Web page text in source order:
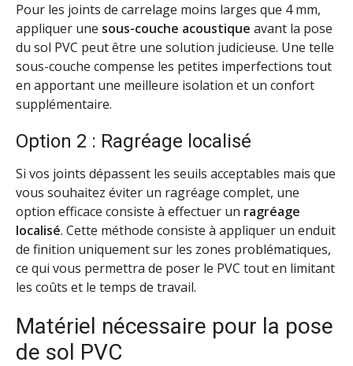
Pour les joints de carrelage moins larges que 4 mm,
appliquer une sous-couche acoustique avant la pose
du sol PVC peut être une solution judicieuse. Une telle
sous-couche compense les petites imperfections tout
en apportant une meilleure isolation et un confort
supplémentaire.
Option 2 : Ragréage localisé
Si vos joints dépassent les seuils acceptables mais que
vous souhaitez éviter un ragréage complet, une
option efficace consiste à effectuer un ragréage
localisé. Cette méthode consiste à appliquer un enduit
de finition uniquement sur les zones problématiques,
ce qui vous permettra de poser le PVC tout en limitant
les coûts et le temps de travail.
Matériel nécessaire pour la pose
de sol PVC